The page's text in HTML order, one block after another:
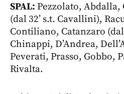
SPAL: Pezzolato,
(dal 32’ s.t. Cavallini),
Contiliano, Catanzaro (dal
Chinappi, D’Andrea,
Peverati, Prasso, Gobbo,
Rivalta.